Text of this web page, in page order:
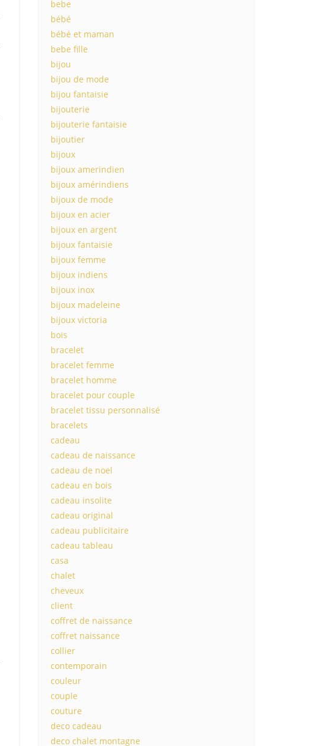
bebe
bébé
bébé et maman
bebe fille
bijou
bijou de mode
bijou fantaisie
bijouterie
bijouterie fantaisie
bijoutier
bijoux
bijoux amerindien
bijoux amérindiens
bijoux de mode
bijoux en acier
bijoux en argent
bijoux fantaisie
bijoux femme
bijoux indiens
bijoux inox
bijoux madeleine
bijoux victoria
bois
bracelet
bracelet femme
bracelet homme
bracelet pour couple
bracelet tissu personnalisé
bracelets
cadeau
cadeau de naissance
cadeau de noel
cadeau en bois
cadeau insolite
cadeau original
cadeau publicitaire
cadeau tableau
casa
chalet
cheveux
client
coffret de naissance
coffret naissance
collier
contemporain
couleur
couple
couture
deco cadeau
deco chalet montagne